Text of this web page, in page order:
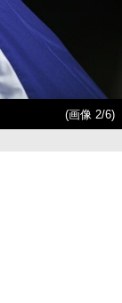
(画像 2/6)